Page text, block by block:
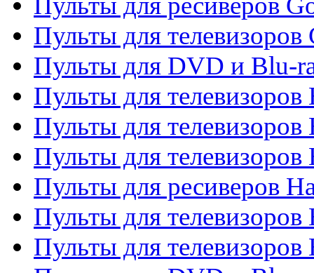
Пульты для телевизоров
Пульты для DVD и Blu-
Пульты для телевизоров
Пульты для телевизоров
Пульты для
Пульты для ресиверов
Пульты для телевизоров
Пульты для телевизоров